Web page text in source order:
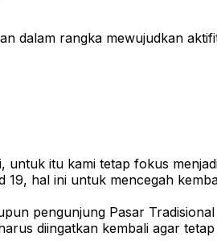
dalam rangka mewujudkan
itu kami tetap fokus
hal ini untuk mencegah
pengunjung Pasar
diingatkan kembali agar